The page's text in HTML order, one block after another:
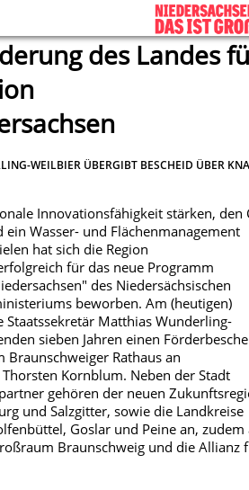
des Landes
WEILBIER ÜBERGIBT BESCHEID ÜBER
Innovationsfähigkeit stärken, den
Wasser- und Flächenmanagement
hat sich die Region
für das neue Programm
des Niedersächsischen
beworben. Am (heutigen)
Staatssekretär Matthias Wunderling-
sieben Jahren einen
Rathaus an
Kornblum. Neben der Stadt
gehören der neuen
und Salzgitter, sowie die Landkreise
Goslar und Peine an, zudem
Braunschweig und die Allianz